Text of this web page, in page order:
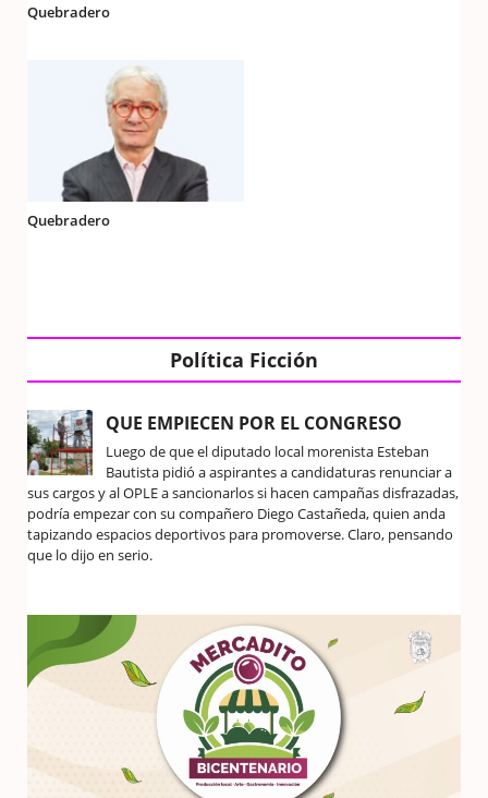
Quebradero
Quebradero
Política Ficción
QUE EMPIECEN POR EL CONGRESO
Luego de que el diputado local morenista Esteban
Bautista pidió a aspirantes a candidaturas renunciar a
sus cargos y al OPLE a sancionarlos si hacen campañas disfrazadas,
podría empezar con su compañero Diego Castañeda, quien anda
tapizando espacios deportivos para promoverse. Claro, pensando
que lo dijo en serio.